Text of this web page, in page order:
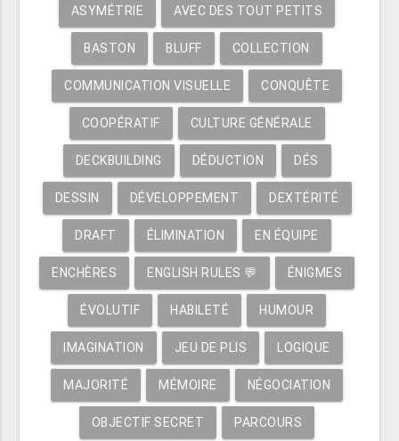
ASYMÉTRIE AVEC DES TOUT PETITS
BASTON BLUFF COLLECTION
COMMUNICATION VISUELLE CONQUÊTE
COOPÉRATIF CULTURE GÉNÉRALE
DECKBUILDING DÉDUCTION DÉS
DESSIN DÉVELOPPEMENT DEXTÉRITÉ
DRAFT ÉLIMINATION EN ÉQUIPE
ENCHÈRES ENGLISH RULES 💬 ÉNIGMES
ÉVOLUTIF HABILETÉ HUMOUR
IMAGINATION JEU DE PLIS LOGIQUE
MAJORITÉ MÉMOIRE NÉGOCIATION
OBJECTIF SECRET PARCOURS